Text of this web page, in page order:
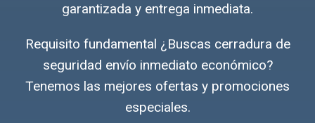
garantizada y entrega inmediata.
Requisito fundamental ¿Buscas cerradura de
seguridad envío inmediato económico?
Tenemos las mejores ofertas y promociones
especiales.